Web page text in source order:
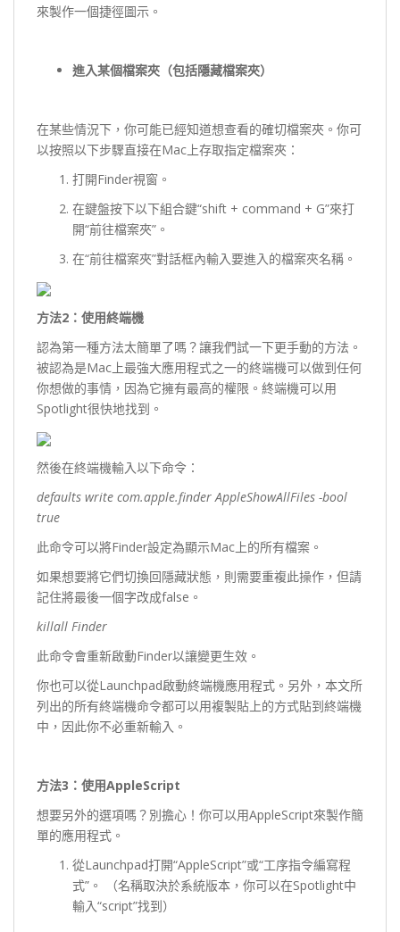
來製作一個捷徑圖示。
進入某個檔案夾（包括隱藏檔案夾）
在某些情況下，你可能已經知道想查看的確切檔案夾。你可
以按照以下步驟直接在Mac上存取指定檔案夾：
打開Finder視窗。
在鍵盤按下以下組合鍵“shift + command + G”來打
開“前往檔案夾”。
在“前往檔案夾”對話框內輸入要進入的檔案夾名稱。
方法2 ：使用終端機
認為第一種方法太簡單了嗎？讓我們試一下更手動的方法。
被認為是Mac上最強大應用程式之一的終端機可以做到任何
你想做的事情，因為它擁有最高的權限。終端機可以用
Spotlight很快地找到。
然後在終端機輸入以下命令：
defaults write com.apple.finder AppleShowAllFiles -bool
true
此命令可以將Finder設定為顯示Mac上的所有檔案。
如果想要將它們切換回隱藏狀態，則需要重複此操作，但請
記住將最後一個字改成false。
killall Finder
此命令會重新啟動Finder以讓變更生效。
你也可以從Launchpad啟動終端機應用程式。另外，本文所
列出的所有終端機命令都可以用複製貼上的方式貼到終端機
中，因此你不必重新輸入。
方法3 ：使用AppleScript
想要另外的選項嗎？別擔心！你可以用AppleScript來製作簡
單的應用程式。
從Launchpad打開“AppleScript”或“工序指令編寫程
式”。 （名稱取決於系統版本，你可以在Spotlight中
輸入“script”找到）